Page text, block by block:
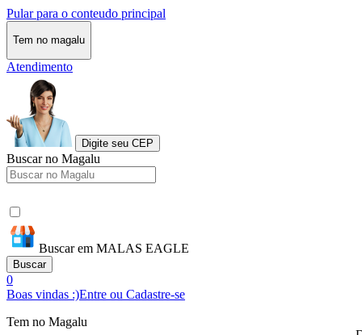
Pular para o conteudo principal
Tem no magalu
Atendimento
Digite seu CEP
Buscar no Magalu
Buscar em MALAS EAGLE
Buscar
0
Boas vindas :)Entre ou Cadastre-se
Tem no Magalu